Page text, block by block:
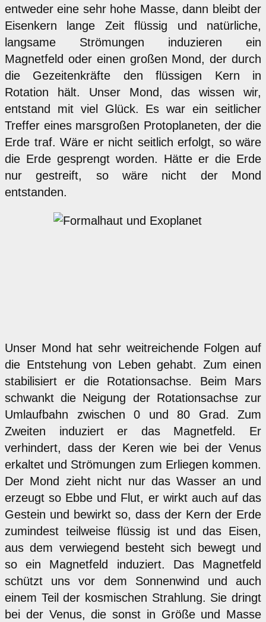
entweder eine sehr hohe Masse, dann bleibt der
Eisenkern lange Zeit flüssig und natürliche,
langsame Strömungen induzieren ein
Magnetfeld oder einen großen Mond, der durch
die Gezeitenkräfte den flüssigen Kern in
Rotation hält. Unser Mond, das wissen wir,
entstand mit viel Glück. Es war ein seitlicher
Treffer eines marsgroßen Protoplaneten, der die
Erde traf. Wäre er nicht seitlich erfolgt, so wäre
die Erde gesprengt worden. Hätte er die Erde
nur gestreift, so wäre nicht der Mond
entstanden.
Unser Mond hat sehr weitreichende Folgen auf
die Entstehung von Leben gehabt. Zum einen
stabilisiert er die Rotationsachse. Beim Mars
schwankt die Neigung der Rotationsachse zur
Umlaufbahn zwischen 0 und 80 Grad. Zum
Zweiten induziert er das Magnetfeld. Er
verhindert, dass der Keren wie bei der Venus
erkaltet und Strömungen zum Erliegen kommen.
Der Mond zieht nicht nur das Wasser an und
erzeugt so Ebbe und Flut, er wirkt auch auf das
Gestein und bewirkt so, dass der Kern der Erde
zumindest teilweise flüssig ist und das Eisen,
aus dem verwiegend besteht sich bewegt und
so ein Magnetfeld induziert. Das Magnetfeld
schützt uns vor dem Sonnenwind und auch
einem Teil der kosmischen Strahlung. Sie dringt
bei der Venus, die sonst in Größe und Masse